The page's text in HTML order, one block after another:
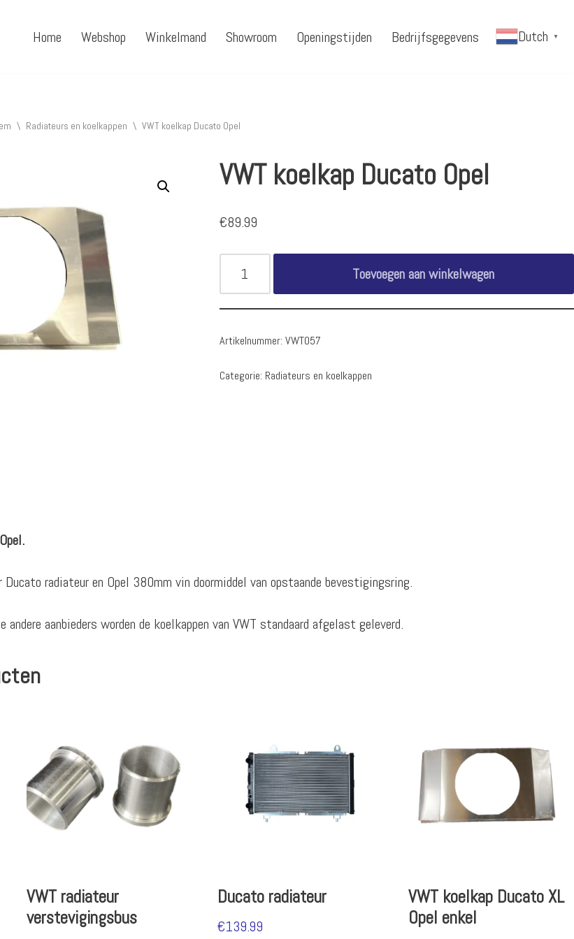
Home Webshop Winkelmand Showroom Openingstijden Bedrijfsgegevens Dutch ▼
\ Radiateurs en koelkappen \ VWT koelkap Ducato Opel
VWT koelkap Ducato Opel
€89.99
Toevoegen aan winkelwagen
Artikelnummer:VWT057
Categorie: Radiateurs en koelkappen
radiateur en Opel 380mm vin doormiddel van opstaande bevestigingsring.
aanbieders worden de koelkappen van VWT standaard afgelast geleverd.
VWT radiateur
verstevigingsbus
Ducato radiateur
€139.99
VWT koelkap Ducato XL
Opel enkel